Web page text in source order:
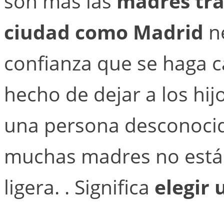
ciudad como Madrid
confianza que se haga
hecho de dejar a los
una persona
muchas madres no
ligera. . Significa elegir